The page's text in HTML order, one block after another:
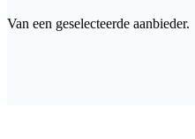
Van een geselecteerde aanbieder.